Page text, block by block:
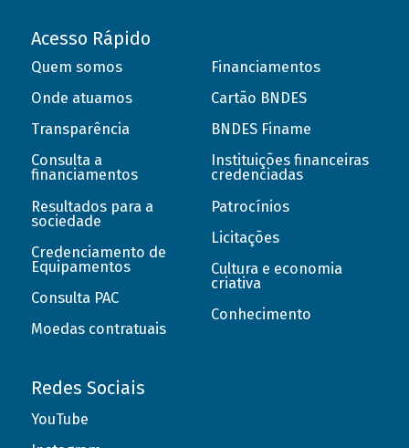
Acesso Rápido
Quem somos
Onde atuamos
Transparência
Consulta a
financiamentos
Resultados para a
sociedade
Credenciamento de
Equipamentos
Consulta PAC
Moedas contratuais
Financiamentos
Cartão BNDES
BNDES Finame
Instituições financeiras
credenciadas
Patrocínios
Licitações
Cultura e economia
criativa
Conhecimento
Redes Sociais
YouTube